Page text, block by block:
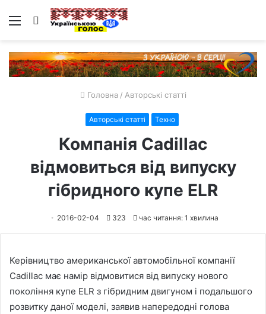
Меню Пошук
Головна / Авторські статті
Авторські статті Техно
Компанія Cadillac
відмовиться від випуску
гібридного купе ELR
2016-02-04 323 час читання: 1 хвилина
Керівництво американської автомобільної компанії
Cadillac має намір відмовитися від випуску нового
покоління купе ELR з гібридним двигуном і подальшого
розвитку даної моделі, заявив напередодні голова